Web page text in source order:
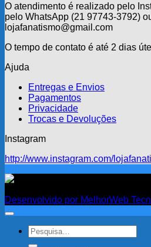
O atendimento é realizado pelo
pelo WhatsApp (21 97743-3792)
lojafanatismo@gmail.com
O tempo de contato é até 2 dias
Ajuda
Entregas e Envios
Pagamentos
Privacidade
Trocas e Devoluções
Instagram
http://www.instagram.com/
Desenvolvido por MelhorWeb
Pesquisar
por: